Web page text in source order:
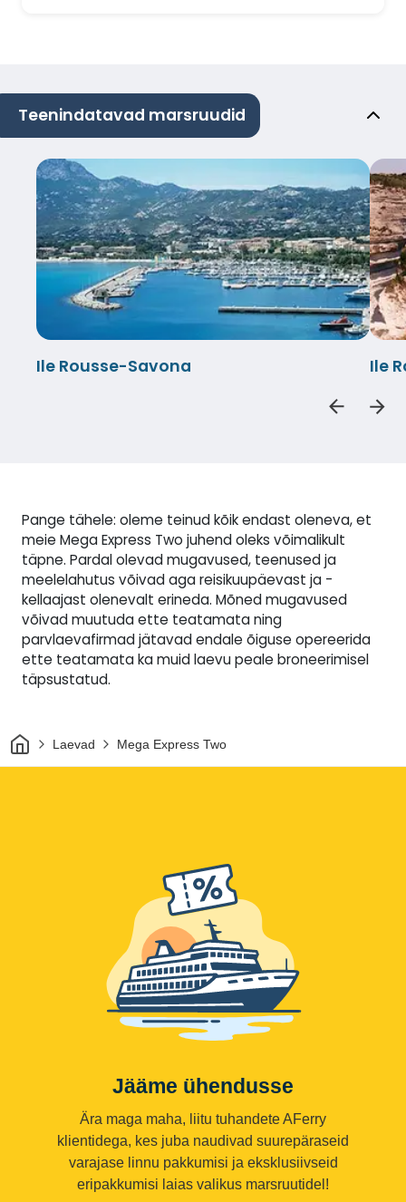
Teenindatavad marsruudid
Ile Rousse-Savona Ile
Pange tähele: oleme teinud kõik endast oleneva, et
meie Mega Express Two juhend oleks võimalikult
täpne. Pardal olevad mugavused, teenused ja
meelelahutus võivad aga reisikuupäevast ja -
kellaajast olenevalt erineda. Mõned mugavused
võivad muutuda ette teatamata ning
parvlaevafirmad jätavad endale õiguse opereerida
ette teatamata ka muid laevu peale broneerimisel
täpsustatud.
AvalehtLaevad Mega Express Two
Jääme ühendusse
Ära maga maha, liitu tuhandete AFerry
klientidega, kes juba naudivad suurepäraseid
varajase linnu pakkumisi ja eksklusiivseid
eripakkumisi laias valikus marsruutidel!